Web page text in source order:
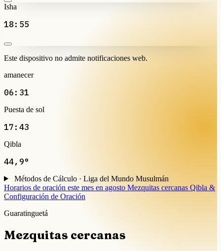
Isha
18:55
Este dispositivo no admite notificaciones web.
amanecer
06:31
Puesta de sol
17:43
Qibla
44,9°
Métodos de Cálculo · Liga del Mundo Musulmán
Horarios de oración este mes en agosto Mezquitas cercanas Qibla &
Configuración de Oración
Guaratinguetá
Mezquitas cercanas